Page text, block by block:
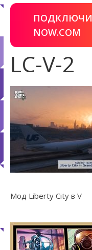
NOW.COM
LC-V-2
Мод Liberty City в V